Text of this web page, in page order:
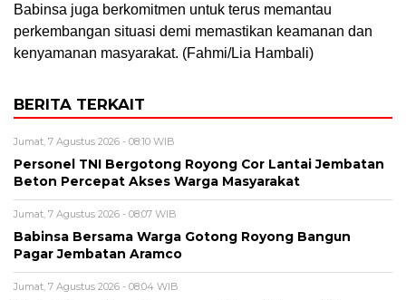
Babinsa juga berkomitmen untuk terus memantau
perkembangan situasi demi memastikan keamanan dan
kenyamanan masyarakat. (Fahmi/Lia Hambali)
BERITA TERKAIT
Jumat, 7 Agustus 2026 - 08:10 WIB
Personel TNI Bergotong Royong Cor Lantai Jembatan
Beton Percepat Akses Warga Masyarakat
Jumat, 7 Agustus 2026 - 08:07 WIB
Babinsa Bersama Warga Gotong Royong Bangun
Pagar Jembatan Aramco
Jumat, 7 Agustus 2026 - 08:04 WIB